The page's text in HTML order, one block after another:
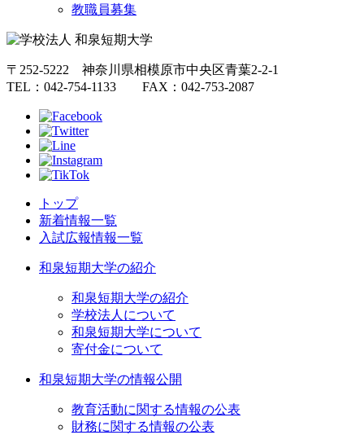
教職員募集
〒252-5222 神奈川県相模原市中央区青葉2-2-1
TEL：042-754-1133 FAX：042-753-2087
トップ
新着情報一覧
入試広報情報一覧
和泉短期大学の紹介
和泉短期大学の紹介
学校法人について
和泉短期大学について
寄付金について
和泉短期大学の情報公開
教育活動に関する情報の公表
財務に関する情報の公表